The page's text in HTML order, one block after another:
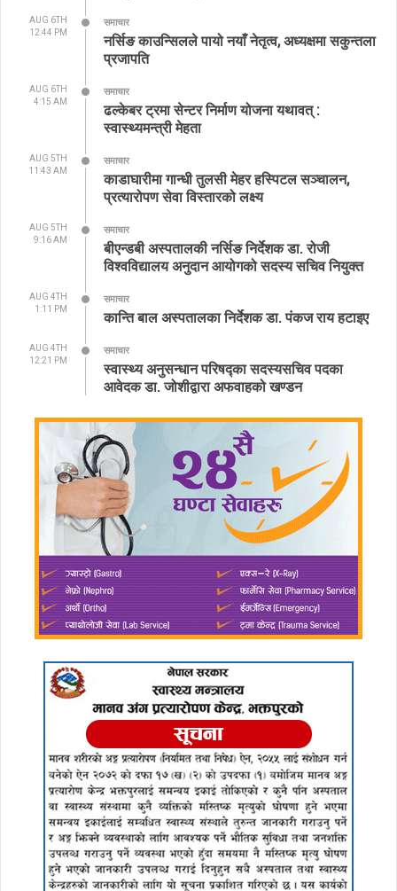
AUG 6TH
12:44 PM
समाचार
नर्सिङ काउन्सिलले पायो नयाँ नेतृत्व, अध्यक्षमा सकुन्तला
प्रजापति
AUG 6TH
4:15 AM
समाचार
ढल्केबर ट्रमा सेन्टर निर्माण योजना यथावत् :
स्वास्थ्यमन्त्री मेहता
AUG 5TH
11:43 AM
समाचार
काडाघारीमा गान्धी तुलसी मेहर हस्पिटल सञ्चालन,
प्रत्यारोपण सेवा विस्तारको लक्ष्य
AUG 5TH
9:16 AM
समाचार
बीएन्डबी अस्पतालकी नर्सिङ निर्देशक डा. रोजी
विश्वविद्यालय अनुदान आयोगको सदस्य सचिव नियुक्त
AUG 4TH
1:11 PM
समाचार
कान्ति बाल अस्पतालका निर्देशक डा. पंकज राय हटाइए
AUG 4TH
12:21 PM
समाचार
स्वास्थ्य अनुसन्धान परिषद्का सदस्यसचिव पदका
आवेदक डा. जोशीद्वारा अफवाहको खण्डन